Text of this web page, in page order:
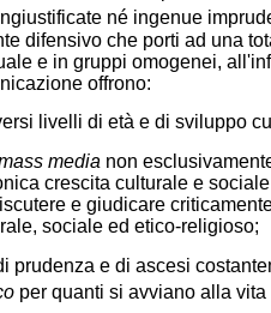
né ingenue
difensivo che porti ad una
e in gruppi omogenei,
offrono:
livelli di età e di sviluppo
media non
crescita culturale e
e giudicare
sociale ed etico-religioso;
prudenza e di ascesi
per quanti si avviano alla